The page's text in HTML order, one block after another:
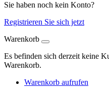
Sie haben noch kein Konto?
Registrieren Sie sich jetzt
Warenkorb
Es befinden sich derzeit keine
Warenkorb.
Warenkorb aufrufen